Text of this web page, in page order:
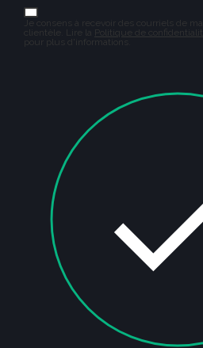
Je consens à recevoir des courriels de
clientèle. Lire la Politique de
pour plus d'informations.